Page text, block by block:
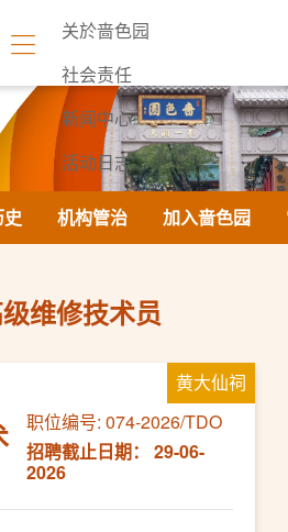
关於啬色园
社会责任
新闻中心
活动日志
联络我们
机构管治 加入啬色园
维修技术员
黄大仙祠
职位编号: 074-2026/TDO
招聘截止日期： 29-06-
2026